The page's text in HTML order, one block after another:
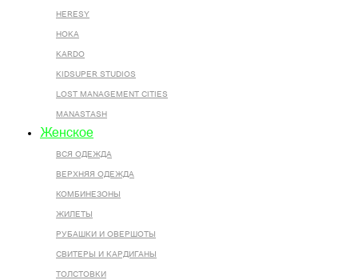
HERESY
HOKA
KARDO
KIDSUPER STUDIOS
LOST MANAGEMENT CITIES
MANASTASH
Женское
ВСЯ ОДЕЖДА
ВЕРХНЯЯ ОДЕЖДА
КОМБИНЕЗОНЫ
ЖИЛЕТЫ
РУБАШКИ И ОВЕРШОТЫ
СВИТЕРЫ И КАРДИГАНЫ
ТОЛСТОВКИ